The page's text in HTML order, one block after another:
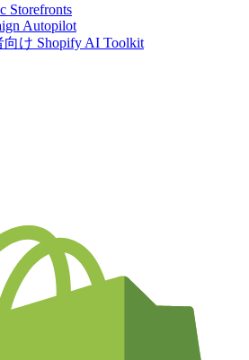
Storefronts
Autopilot
向け Shopify AI Toolkit